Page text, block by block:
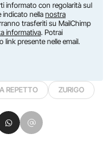
informato con regolarità sul
indicato nella nostra
trasferiti su MailChimp
informativa. Potrai
link presente nelle email.
REPETTO ZURIGO
LinkedIn
su Pinterest
su WhatsApp
Condividi su Email